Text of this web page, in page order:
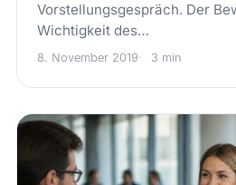
Vorstellungsgespräch. Der
Wichtigkeit des…
8. November 2019 3 min